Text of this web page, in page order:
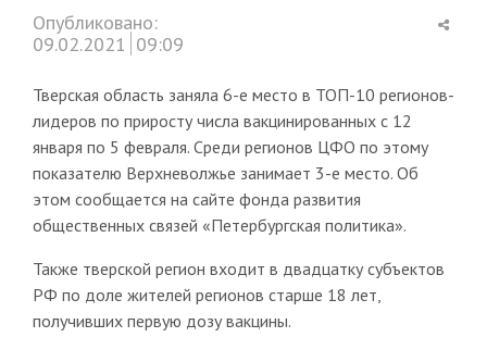
Опубликовано:
09.02.2021 09:09
Тверская область заняла 6-е место в ТОП-10 регионов-
лидеров по приросту числа вакцинированных с 12
января по 5 февраля. Среди регионов ЦФО по этому
показателю Верхневолжье занимает 3-е место. Об
этом сообщается на сайте фонда развития
общественных связей «Петербургская политика».
Также тверской регион входит в двадцатку субъектов
РФ по доле жителей регионов старше 18 лет,
получивших первую дозу вакцины.